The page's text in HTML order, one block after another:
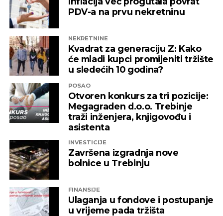
PDV-a na prvu nekretninu
NEKRETNINE
Kvadrat za generaciju Z: Kako
će mladi kupci promijeniti tržište
u sledećih 10 godina?
POSAO
Otvoren konkurs za tri pozicije:
Megagraden d.o.o. Trebinje
traži inženjera, knjigovođu i
asistenta
INVESTICIJE
Završena izgradnja nove
bolnice u Trebinju
FINANSIJE
Ulaganja u fondove i postupanje
u vrijeme pada tržišta